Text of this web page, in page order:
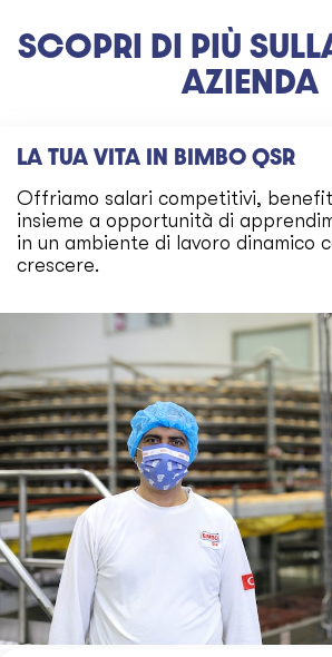
SCOPRI DI PIÙ
AZIENDA
LA TUA VITA IN BIMBO QSR
Offriamo salari competitivi,
insieme a opportunità di
in un ambiente di lavoro dinamico
crescere.